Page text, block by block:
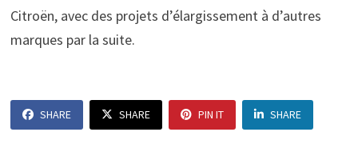
Citroën, avec des projets d’élargissement à d’autres
marques par la suite.
SHARE SHARE PIN IT SHARE